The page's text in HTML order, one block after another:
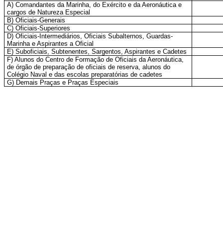
A) Comandantes da Marinha, do Exército e da Aeronáutica e
cargos de Natureza Especial
B) Oficiais-Generais
C) Oficiais-Superiores
D) Oficiais-Intermediários, Oficiais Subalternos, Guardas-
Marinha e Aspirantes a Oficial
E) Suboficiais, Subtenentes, Sargentos, Aspirantes e Cadetes
F) Alunos do Centro de Formação de Oficiais da Aeronáutica,
de órgão de preparação de oficiais de reserva, alunos do
Colégio Naval e das escolas preparatórias de cadetes
G) Demais Praças e Praças Especiais